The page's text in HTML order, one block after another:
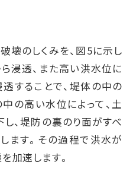
壊のしくみを、図5に示し
浸透、また高い洪水位に
することで、堤体の中の
の高い水位によって、土
、堤防の裏のり面がすべ
ます。その過程で洪水が
加速します。